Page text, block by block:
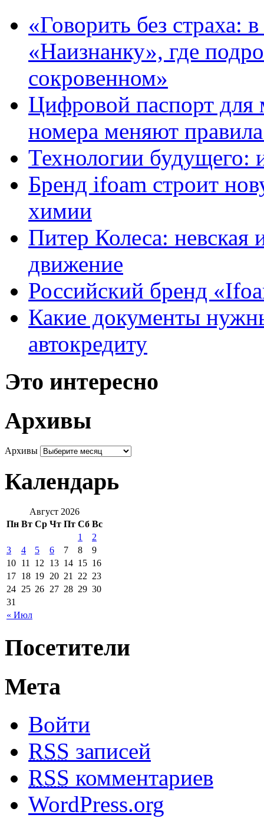
«Говорить без страха:
«Наизнанку», где
сокровенном»
Цифровой паспорт для
номера меняют
Технологии будущего:
Бренд ifoam строит
химии
Питер Колеса: невская
движение
Российский бренд
Какие документы
автокредиту
Это интересно
Архивы
Архивы
Календарь
Август 2026
Пн Вт Ср Чт Пт Сб Вс
« Июл
1
2
3
4 5 6 7 8
9
10 11 12 13 14 15 16
17 18 19 20 21 22 23
24 25 26 27 28 29 30
31
Посетители
Мета
Войти
RSS записей
RSS комментариев
WordPress.org